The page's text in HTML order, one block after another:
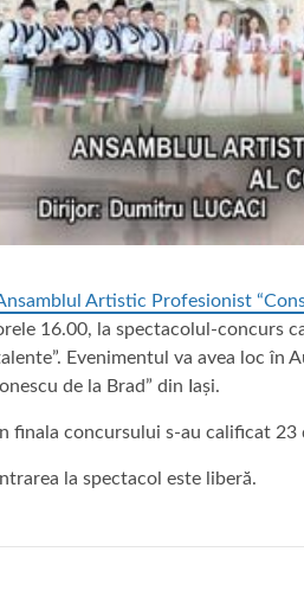
Artistic Profesionist
16.00, la spectacolul-concurs
Evenimentul va avea loc în
Ionescu de la Brad” din Iași.
În finala concursului s-au calificat
Intrarea la spectacol este liberă.